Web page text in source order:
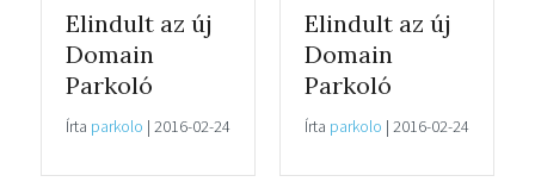
Elindult az új
Domain
Parkoló
Írta parkolo | 2016-02-24
Elindult az új
Domain
Parkoló
Írta parkolo | 2016-02-24